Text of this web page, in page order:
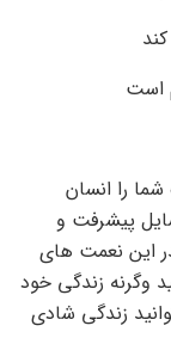
است
را انسان
پیشرفت و
این نعمت های
وگرنه زندگی خود
زندگی شادی